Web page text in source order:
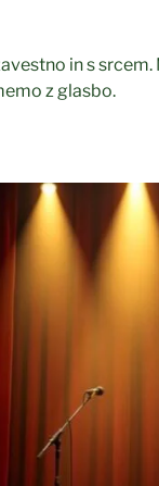
in s srcem.
z glasbo.